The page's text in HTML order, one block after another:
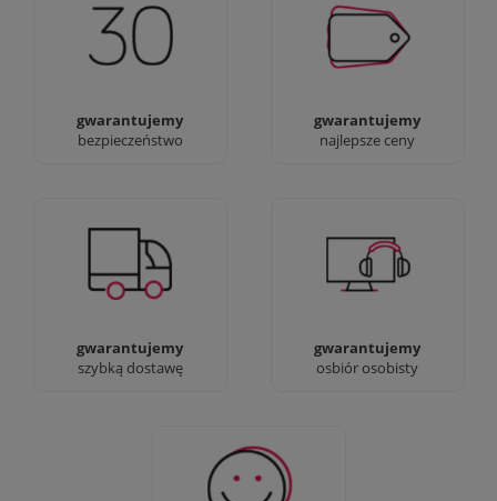
gwarantujemy
bezpieczeństwo
Jesteśmy firmą z 30-
gwarantujemy
najlepsze ceny
Ciężko pracujemy aby
zapewnić najlepsze
gwarantujemy
szybką dostawę
90% dostaw następnego
dnia, bez dopłat!
gwarantujemy
osbiór osobisty
Jesteśmy prawdziwi :)
możesz przyjść i